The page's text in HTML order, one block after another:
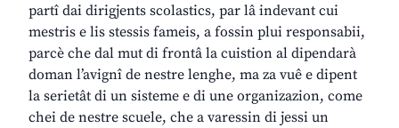
partî dai dirigjents scolastics, par lâ indevant cui
mestris e lis stessis fameis, a fossin plui responsabii,
parcè che dal mut di frontâ la cuistion al dipendarà
doman l’avignî de nestre lenghe, ma za vuê e dipent
la serietât di un sisteme e di une organizazion, come
chei de nestre scuele, che a varessin di jessi un